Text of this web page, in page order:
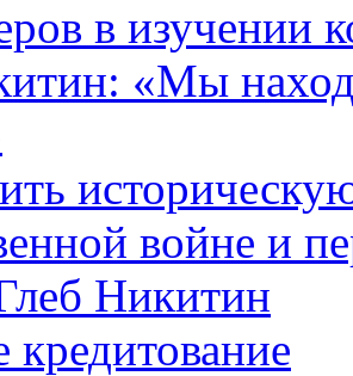
в изучении
«Мы
войне и
Никитин
кредитование